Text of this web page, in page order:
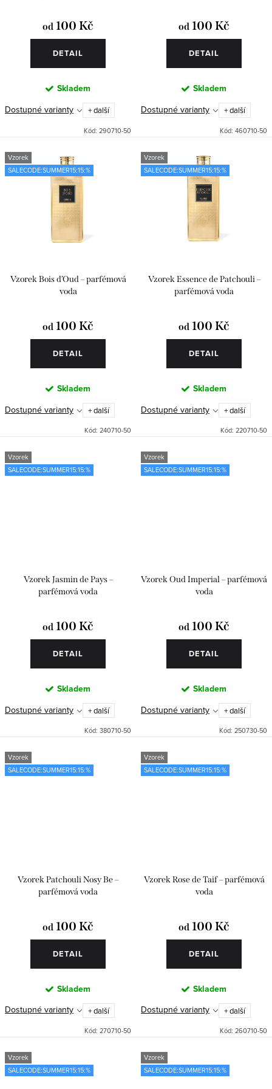
od 100 Kč
DETAIL
Skladem
Dostupné varianty + další
Kód: 290710-50
od 100 Kč
DETAIL
Skladem
Dostupné varianty + další
Kód: 460710-50
Vzorek
SALECODE:SUMMER15:15:%
Vzorek Bois d’Oud – parfémová
voda
od 100 Kč
DETAIL
Skladem
Dostupné varianty + další
Kód: 240710-50
Vzorek
SALECODE:SUMMER15:15:%
Vzorek Essence de Patchouli –
parfémová voda
od 100 Kč
DETAIL
Skladem
Dostupné varianty + další
Kód: 220710-50
Vzorek
SALECODE:SUMMER15:15:%
Vzorek Jasmin de Pays –
parfémová voda
od 100 Kč
DETAIL
Skladem
Dostupné varianty + další
Kód: 380710-50
Vzorek
SALECODE:SUMMER15:15:%
Vzorek Oud Imperial – parfémová
voda
od 100 Kč
DETAIL
Skladem
Dostupné varianty + další
Kód: 250730-50
Vzorek
SALECODE:SUMMER15:15:%
Vzorek Patchouli Nosy Be –
parfémová voda
od 100 Kč
DETAIL
Skladem
Dostupné varianty + další
Kód: 270710-50
Vzorek
SALECODE:SUMMER15:15:%
Vzorek Rose de Taif – parfémová
voda
od 100 Kč
DETAIL
Skladem
Dostupné varianty + další
Kód: 260710-50
Vzorek
SALECODE:SUMMER15:15:%
Vzorek
SALECODE:SUMMER15:15:%